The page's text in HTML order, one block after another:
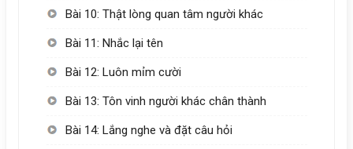
Bài 10: Thật lòng quan tâm người khác
Bài 11: Nhắc lại tên
Bài 12: Luôn mỉm cười
Bài 13: Tôn vinh người khác chân thành
Bài 14: Lắng nghe và đặt câu hỏi